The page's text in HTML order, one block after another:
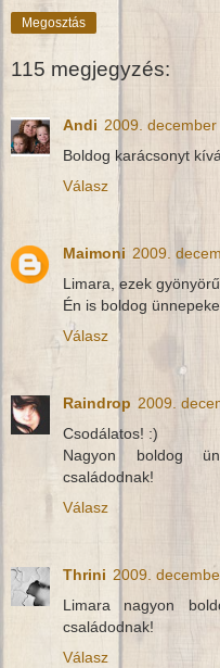
Megosztás
115 megjegyzés:
Andi 2009.
Boldog karácsonyt
Válasz
Maimoni 2009.
Limara, ezek
Én is boldog
Válasz
Raindrop 2009.
Csodálatos! :)
Nagyon boldog
családodnak!
Válasz
Thrini 2009.
Limara nagyon
családodnak!
Válasz